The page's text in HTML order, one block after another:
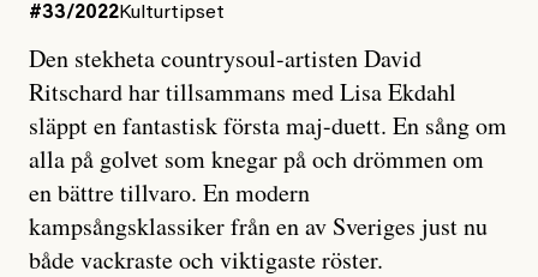
#33/2022Kulturtipset
Den stekheta countrysoul-artisten David
Ritschard har tillsammans med Lisa Ekdahl
släppt en fantastisk första maj-duett. En sång om
alla på golvet som knegar på och drömmen om
en bättre tillvaro. En modern
kampsångsklassiker från en av Sveriges just nu
både vackraste och viktigaste röster.